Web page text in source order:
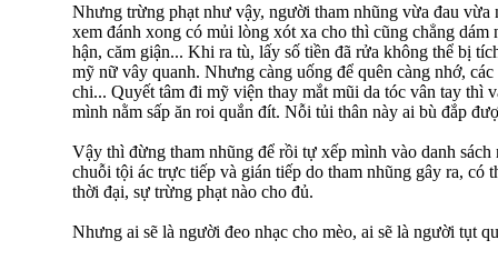
Nhưng trừng phạt như vậy, người tham nhũng vừa đau
xem đánh xong có mủi lòng xót xa cho thì cũng chẳng
hận, căm giận... Khi ra tù, lấy số tiền đã rửa không thể bị
mỹ nữ vây quanh. Nhưng càng uống để quên càng nhớ,
chi... Quyết tâm đi mỹ viện thay mắt mũi da tóc vân tay thì
mình nằm sấp ăn roi quắn đít. Nỗi tủi thân này ai bù đắp
Vậy thì đừng tham nhũng để rồi tự xếp mình vào danh
chuỗi tội ác trực tiếp và gián tiếp do tham nhũng gây ra, có
thời đại, sự trừng phạt nào cho đủ.
Nhưng ai sẽ là người đeo nhạc cho mèo, ai sẽ là người tụt